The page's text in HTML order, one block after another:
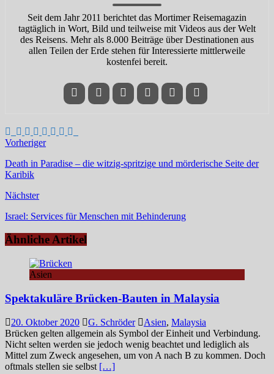
Seit dem Jahr 2011 berichtet das Mortimer Reisemagazin
tagtäglich in Wort, Bild und teilweise mit Videos aus der Welt
des Reisens. Mehr als 8.000 Beiträge über Destinationen aus
allen Teilen der Erde stehen für Interessierte mittlerweile
kostenfei bereit.
Vorheriger
Death in Paradise – die witzig-spritzige und mörderische Seite der
Karibik
Nächster
Israel: Services für Menschen mit Behinderung
Ähnliche Artikel
Asien
Spektakuläre Brücken-Bauten in Malaysia
20. Oktober 2020 G. Schröder Asien, Malaysia
Brücken gelten allgemein als Symbol der Einheit und Verbindung.
Nicht selten werden sie jedoch wenig beachtet und lediglich als
Mittel zum Zweck angesehen, um von A nach B zu kommen. Doch
oftmals stellen sie selbst […]